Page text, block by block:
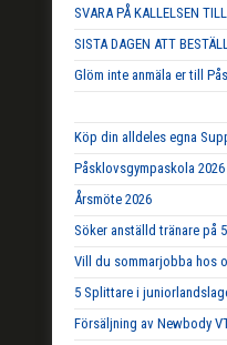
SVARA PÅ KALLELSEN
SISTA DAGEN ATT
Glöm inte anmäla er till
Köp din alldeles egna
Påsklovsgympaskola 2026
Årsmöte 2026
Söker anställd tränare på
Vill du sommarjobba hos
5 Splittare i
Försäljning av Newbody